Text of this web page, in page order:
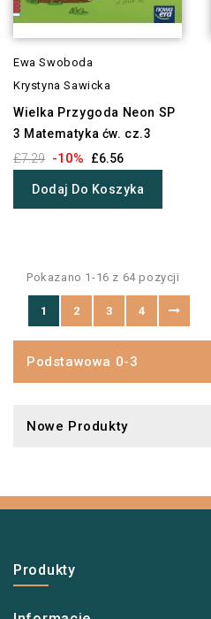
Ewa Swoboda
Krystyna Sawicka
Wielka Przygoda Neon SP
3 Matematyka ćw. cz.3
£7.29 -10% £6.56
Dodaj Do Koszyka
Pokazano 1-16 z 64 pozycji
1 2 3 4
Podstawowa 0-3
Nowe Produkty
Produkty